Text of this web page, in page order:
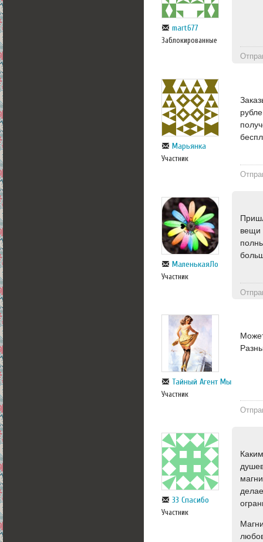
mart677
Заблокированные
Марьянка
Участник
МаленькаяЛо
Участник
вещи
Тайный Агент Мышка...
Участник
33 Спасибо
Участник